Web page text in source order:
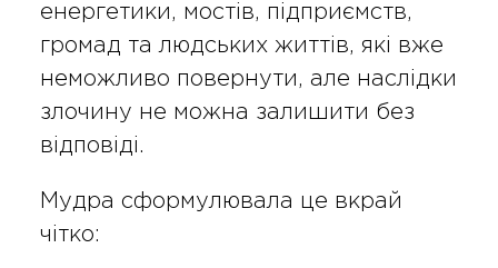
енергетики, мостів, підприємств,
громад та людських життів, які вже
неможливо повернути, але наслідки
злочину не можна залишити без
відповіді.
Мудра сформулювала це вкрай
чітко: